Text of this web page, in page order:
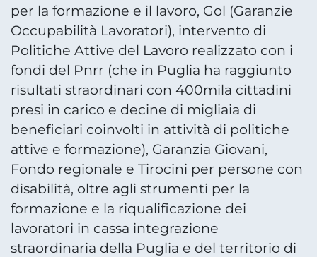
per la formazione e il lavoro, Gol (Garanzie
Occupabilità Lavoratori), intervento di
Politiche Attive del Lavoro realizzato con i
fondi del Pnrr (che in Puglia ha raggiunto
risultati straordinari con 400mila cittadini
presi in carico e decine di migliaia di
beneficiari coinvolti in attività di politiche
attive e formazione), Garanzia Giovani,
Fondo regionale e Tirocini per persone con
disabilità, oltre agli strumenti per la
formazione e la riqualificazione dei
lavoratori in cassa integrazione
straordinaria della Puglia e del territorio di